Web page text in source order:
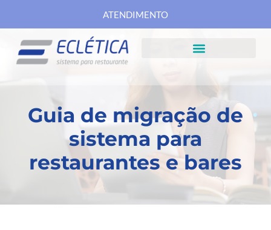
ATENDIMENTO
Guia de migração de
sistema para
restaurantes e bares